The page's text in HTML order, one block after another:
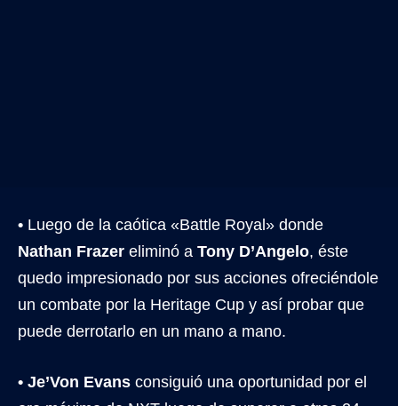
• Luego de la caótica «Battle Royal» donde
Nathan Frazer eliminó a Tony D’Angelo, éste
quedo impresionado por sus acciones ofreciéndole
un combate por la Heritage Cup y así probar que
puede derrotarlo en un mano a mano.
• Je’Von Evans consiguió una oportunidad por el